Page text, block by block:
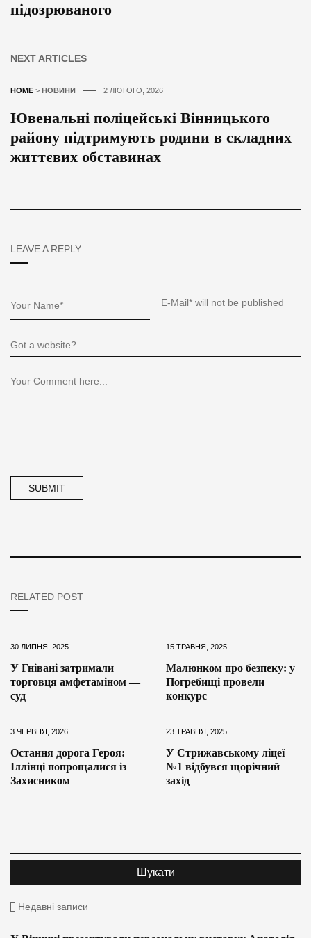
підозрюваного
NEXT ARTICLES
HOME > НОВИНИ 2 ЛЮТОГО, 2026
Ювенальні поліцейські Вінницького
району підтримують родини в складних
життєвих обставинах
LEAVE A REPLY
RELATED POST
30 ЛИПНЯ, 2025
У Гнівані затримали
торговця амфетаміном —
суд
15 ТРАВНЯ, 2025
Малюнком про безпеку: у
Погребищі провели
конкурс
3 ЧЕРВНЯ, 2026
Остання дорога Героя:
Іллінці попрощалися із
Захисником
23 ТРАВНЯ, 2025
У Стрижавському ліцеї
№1 відбувся щорічний
захід
Недавні записи